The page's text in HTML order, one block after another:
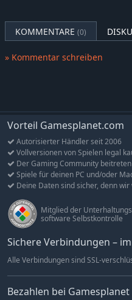
reagieren sichtbar
wirken beim Ausklappen
an den Geräten, bevor er sich
steigert den Realismus
KOMMENTARE (0)
» Kommentar schreiben
Vorteil Gamesplanet.com
Autorisierter Händler seit 2006
Vollversionen von Spielen legal
Der Gaming Community
Spiele für deinen PC und/oder
Deine Daten sind sicher, denn
Mitglied der
software Selbstkontrolle
Sichere Verbindungen –
Alle Verbindungen sind SSL-
Bezahlen bei Gamesplanet